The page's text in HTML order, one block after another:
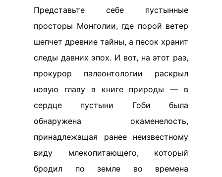
Представьте себе пустынные
просторы Монголии, где порой ветер
шепчет древние тайны, а песок хранит
следы давних эпох. И вот, на этот раз,
прокурор палеонтологии раскрыл
новую главу в книге природы — в
сердце пустыни Гоби была
обнаружена окаменелость,
принадлежащая ранее неизвестному
виду млекопитающего, который
бродил по земле во времена